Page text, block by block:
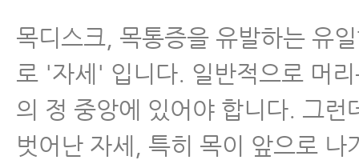
- 목디스크치료가 허리디스크치료
보다 더 쉽고 빠른 이유
- 목디스크 운동에 대해 꼭 알아야
목디스크, 목통증을 유발하는 유
로 '자세' 입니다. 일반적으로 머
의 정 중앙에 있어야 합니다. 그런
벗어난 자세, 특히 목이 앞으로 나